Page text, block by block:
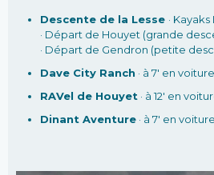
Descente de la Lesse ·
· Départ de Houyet (grande
· Départ de Gendron (petite
Dave City Ranch · à 7′ en
RAVel de Houyet · à 12′ en
Dinant Aventure · à 7′ en